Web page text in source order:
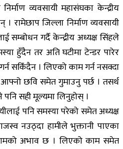
व्यवसायी महासंघका केन्द्रीय
रामेछाप जिल्ला निर्माण व्यवसायी
गर्दै केन्द्रीय अध्यक्ष सिंहले
हुँदैन तर अति घटीमा टेन्डर पारेर
सकिँदैन । लिएको काम गर्न नसक्दा
छवि समेत गुमाउनु पर्छ । तसर्थ
सही मूल्यमा लिनुहोस् ।
पनि समस्या परेको समेत अध्यक्ष
नउठ्दा हामीले भुक्तानी पाएका
अभाव छ । लिएको काम समेत